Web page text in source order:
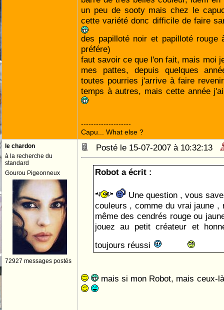
un peu de sooty mais chez le
cette variété donc difficile de faire
des papilloté noir et papilloté rouge
préfére)
faut savoir ce que l'on fait, mais moi
mes pattes, depuis quelques
toutes pourries j'arrive à faire
temps à autres, mais cette année
--------------------
Capu... What else ?
le chardon
à la recherche du
standard
Gourou Pigeonneux
72927 messages postés
Posté le 15-07-2007 à 10:32:13
Robot a écrit :
Une question , vous
couleurs , comme du vrai jaune ,
même des cendrés rouge ou
jouez au petit créateur et
toujours réussi
mais si mon Robot, mais ceux-